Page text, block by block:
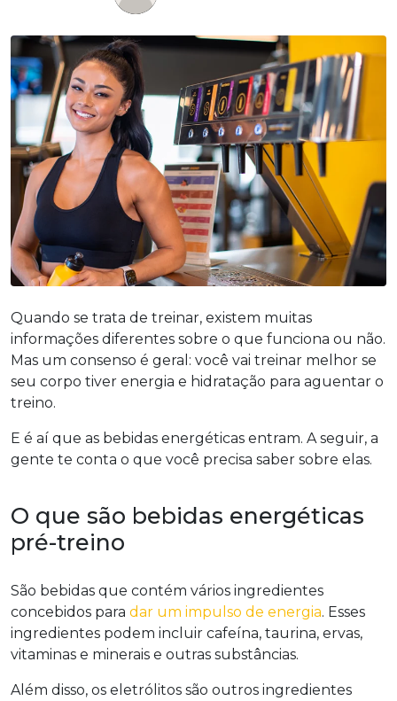
Quando se trata de treinar, existem muitas
informações diferentes sobre o que funciona ou não.
Mas um consenso é geral: você vai treinar melhor se
seu corpo tiver energia e hidratação para aguentar o
treino.
E é aí que as bebidas energéticas entram. A seguir, a
gente te conta o que você precisa saber sobre elas.
O que são bebidas energéticas
pré-treino
São bebidas que contém vários ingredientes
concebidos para dar um impulso de energia. Esses
ingredientes podem incluir cafeína, taurina, ervas,
vitaminas e minerais e outras substâncias.
Além disso, os eletrólitos são outros ingredientes